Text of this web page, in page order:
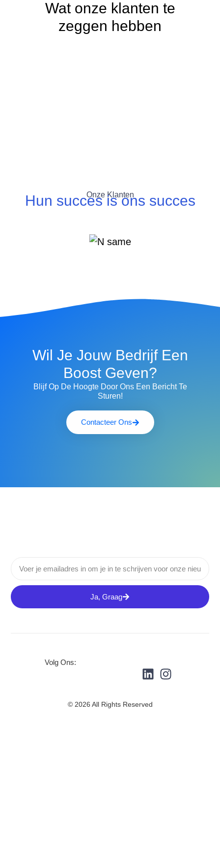
Wat onze klanten te
zeggen hebben
Onze Klanten
Hun succes is ons succes
Wil Je Jouw Bedrijf Een
Boost Geven?
Blijf Op De Hoogte Door Ons Een Bericht Te
Sturen!
Contacteer Ons
Ja, Graag
Volg Ons:
© 2026 All Rights Reserved